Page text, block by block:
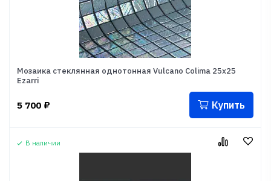
Мозаика стеклянная однотонная Vulcano Colima 25x25
Ezarri
5 700 ₽ Купить
В наличии